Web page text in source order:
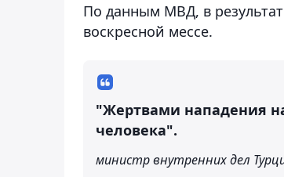
По данным МВД, в
воскресной мессе.
"Жертвами нападения
человека".
министр внутренних дел